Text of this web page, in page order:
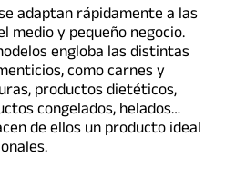
adaptan rápidamente a las
medio y pequeño negocio.
engloba las distintas
como carnes y
productos dietéticos,
congelados, helados…
de ellos un producto ideal